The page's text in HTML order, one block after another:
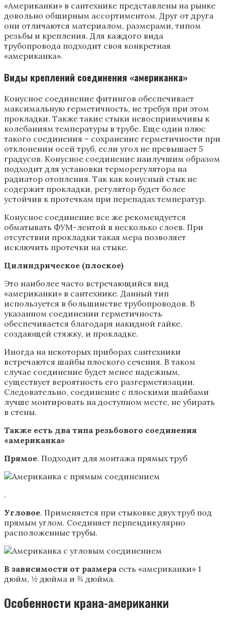
«Американки» в сантехнике представлены на рынке
довольно обширным ассортиментом. Друг от друга
они отличаются материалом, размерами, типом
резьбы и крепления. Для каждого вида
трубопровода подходит своя конкретная
«американка».
Виды креплений соединения «американка»
Конусное соединение фитингов обеспечивает
максимальную герметичность, не требуя при этом
прокладки. Также такие стыки невосприимчивы к
колебаниям температуры в трубе. Еще один плюс
такого соединения – сохранение герметичности при
отклонении осей труб, если угол не превышает 5
градусов. Конусное соединение наилучшим образом
подходит для установки терморегулятора на
радиатор отопления. Так как конусный стык не
содержит прокладки, регулятор будет более
устойчив к протечкам при перепадах температур.
Конусное соединение все же рекомендуется
обматывать ФУМ-лентой в несколько слоев. При
отсутствии прокладки такая мера позволяет
исключить протечки на стыке.
Цилиндрическое (плоское)
Это наиболее часто встречающийся вид
«американки» в сантехнике. Данный тип
используется в большинстве трубопроводов. В
указанном соединении герметичность
обеспечивается благодаря накидной гайке,
создающей стяжку, и прокладке.
Иногда на некоторых приборах сантехники
встречаются шайбы плоского сечения. В таком
случае соединение будет менее надежным,
существует вероятность его разгерметизации.
Следовательно, соединение с плоскими шайбами
лучше монтировать на доступном месте, не убирать
в стены.
Также есть два типа резьбового соединения
«американка»
Прямое. Подходит для монтажа прямых труб
.
Угловое. Применяется при стыковке двух труб под
прямым углом. Соединяет перпендикулярно
расположенные трубы.
В зависимости от размера есть «американки» 1
дюйм, ½ дюйма и ¾ дюйма.
Особенности крана-американки